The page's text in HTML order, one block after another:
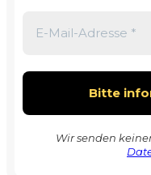
Wir senden